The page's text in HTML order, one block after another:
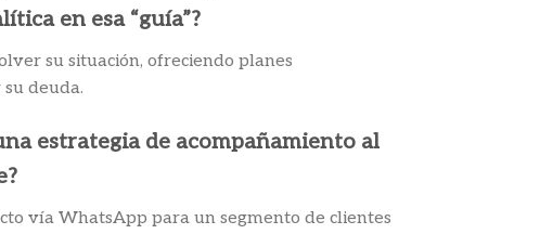
en esa “guía”?
su situación, ofreciendo planes
deuda.
estrategia de acompañamiento al
vía WhatsApp para un segmento de clientes